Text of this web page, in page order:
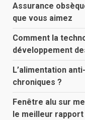
Assurance
que vous aimez
Comment la
développement
L’alimentation
chroniques ?
Fenêtre alu sur
le meilleur